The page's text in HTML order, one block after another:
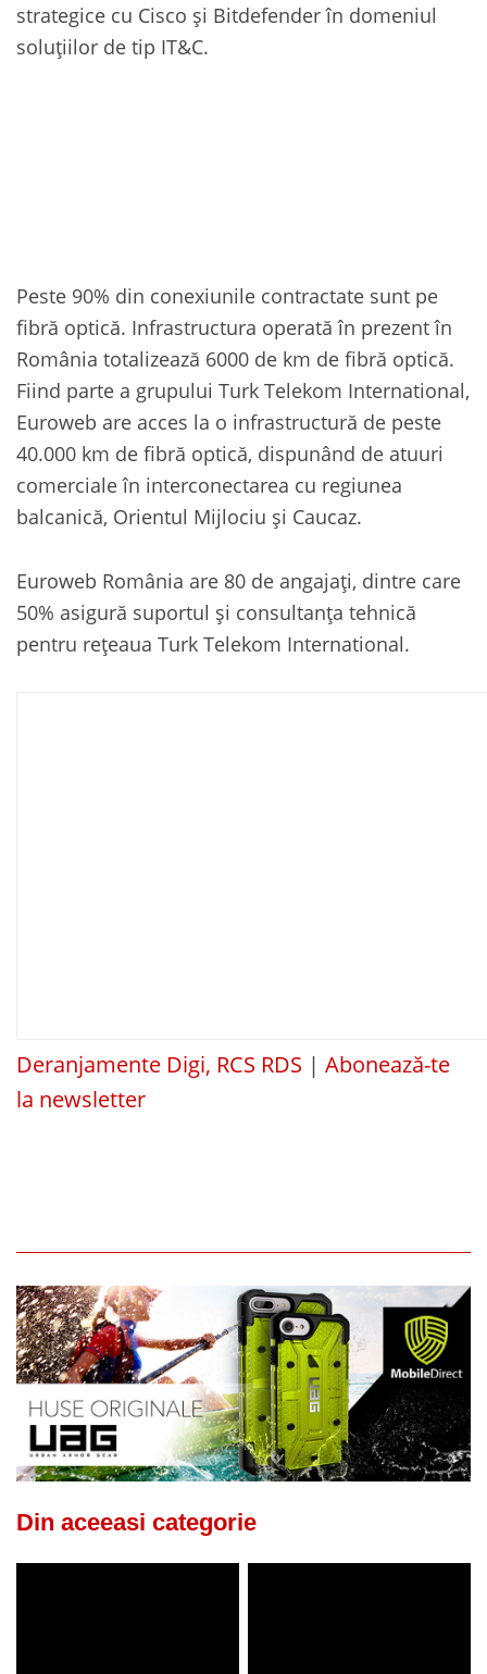
strategice cu Cisco și Bitdefender în domeniul
soluțiilor de tip IT&C.
Peste 90% din conexiunile contractate sunt pe
fibră optică. Infrastructura operată în prezent în
România totalizează 6000 de km de fibră optică.
Fiind parte a grupului Turk Telekom International,
Euroweb are acces la o infrastructură de peste
40.000 km de fibră optică, dispunând de atuuri
comerciale în interconectarea cu regiunea
balcanică, Orientul Mijlociu și Caucaz.
Euroweb România are 80 de angajați, dintre care
50% asigură suportul și consultanța tehnică
pentru rețeaua Turk Telekom International.
Deranjamente Digi, RCS RDS | Abonează-te
la newsletter
Din aceeasi categorie